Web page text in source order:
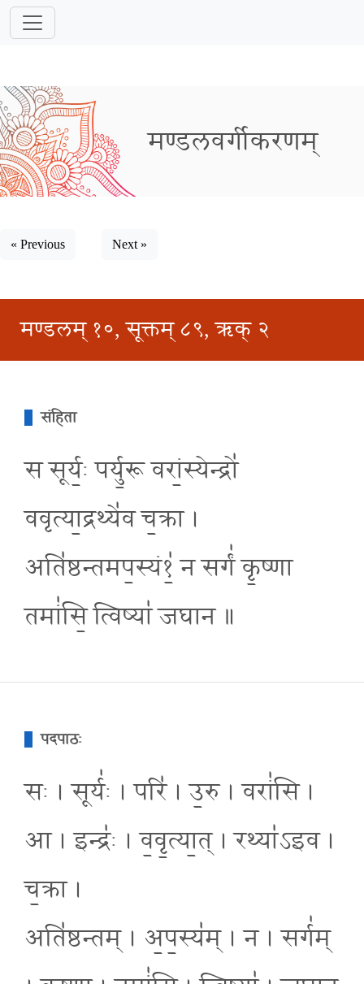
मण्डलवर्गीकरणम्
« Previous Next »
मण्डलम् १०, सूक्तम् ८९, ऋक् २
संहिता
स सूर्य॒ः पर्यु॒रू वरां॒स्येन्द्रो॑
ववृत्या॒द्रथ्ये॑व च॒क्रा ।
अति॑ष्ठन्तमप॒स्यं१॒॑ न सर्गं॑ कृ॒ष्णा
तमां॑सि॒ त्विष्या॑ जघान ॥
पदपाठः
सः । सूर्यः॑ । परि॑ । उ॒रु । वरां॑सि ।
आ । इन्द्रः॑ । व॒वृ॒त्या॒त् । रथ्या॑ऽइव ।
च॒क्रा ।
अति॑ष्ठन्तम् । अ॒प॒स्य॑म् । न । सर्ग॑म्